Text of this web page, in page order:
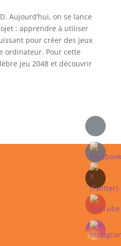
Aujourd’hui, on se lance
: apprendre à utiliser
pour créer des jeux
ordinateur. Pour cette
jeu 2048 et découvrir